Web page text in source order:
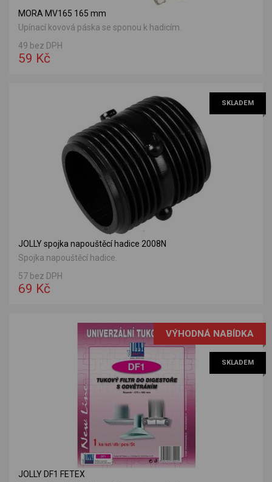
MORA MV165 165 mm
Upínací kovová páska se sponou k hadicím.
49 bez DPH
59 Kč
SKLADEM
JOLLY spojka napouštěcí hadice 2008N
Spojka napouštěcí hadice.
57 bez DPH
69 Kč
VÝHODNÁ NABÍDKA
SKLADEM
JOLLY DF1 FETEX